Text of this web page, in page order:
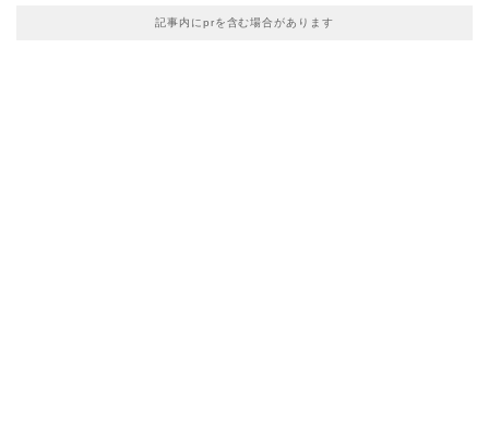
記事内にprを含む場合があります